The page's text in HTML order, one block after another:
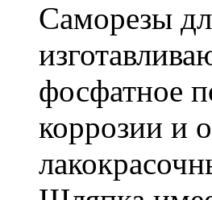
Саморезы
фосфатное
коррозии и